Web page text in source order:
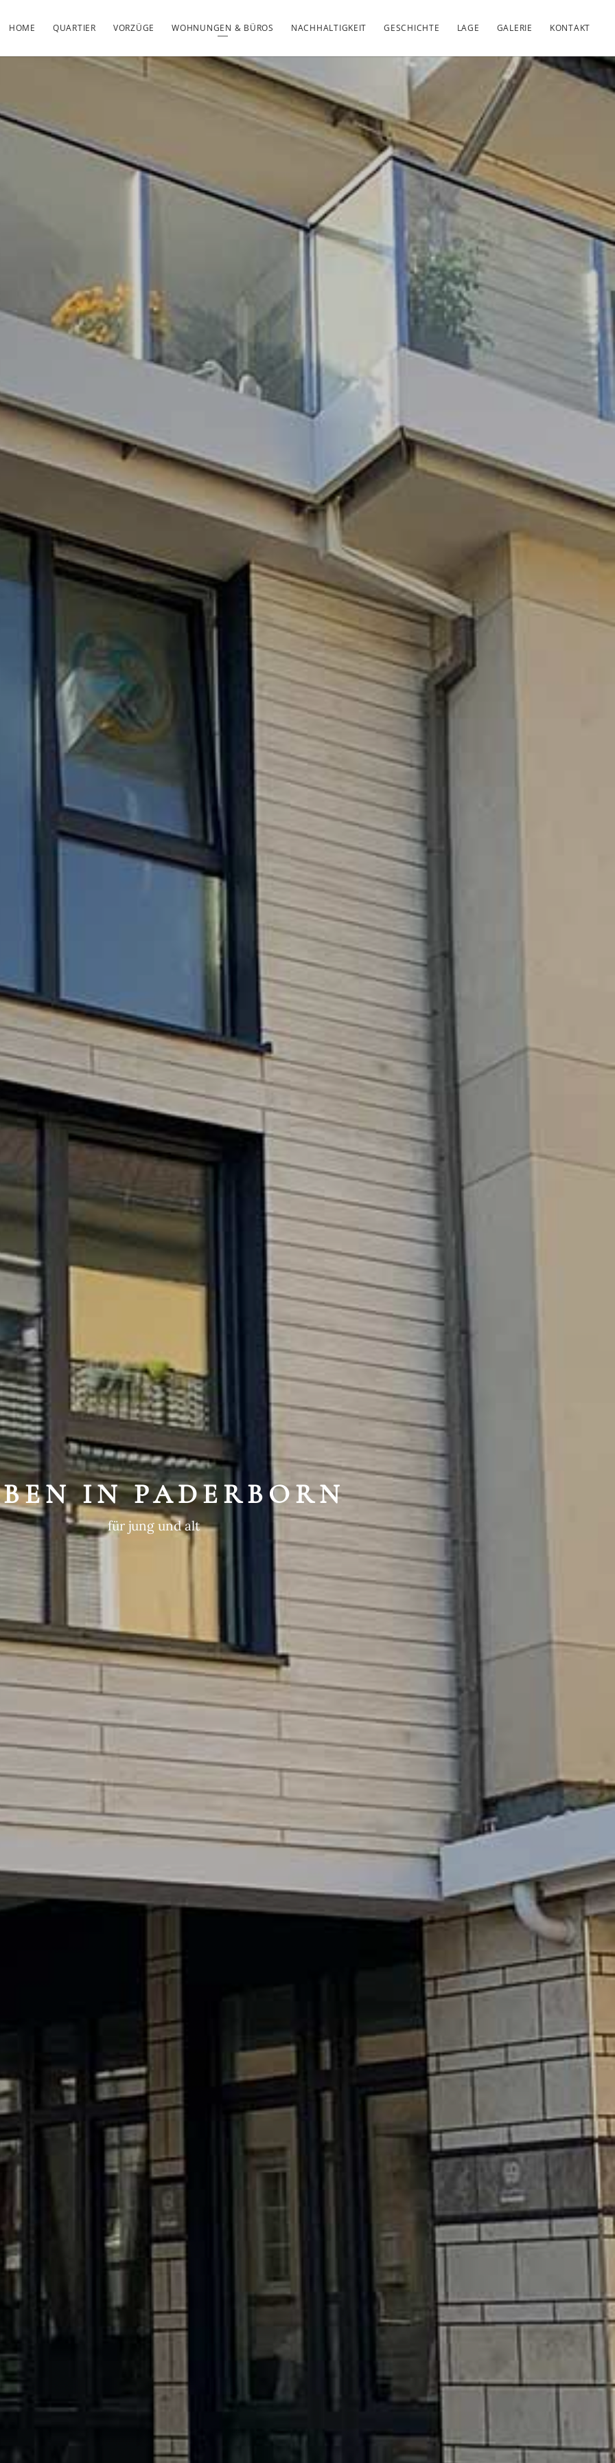
HOME QUARTIER VORZÜGE WOHNUNGEN & BÜROS NACHHALTIGKEIT GESCHICHTE LAGE GALERIE KONTAKT
GESCHICHTE
ein historischer Ort
IN PADERBORN
für jung und alt
NACHHALTIGKEIT
in die Zukunft gedacht
GESCHICHTE
ein historischer Ort
IN PADERBORN
für jung und alt